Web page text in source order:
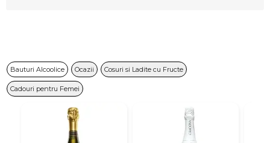
Bauturi Alcoolice Ocazii Cosuri si Ladite cu Fructe
Cadouri pentru Femei